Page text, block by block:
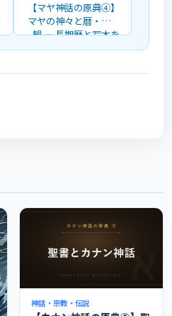
【マヤ神話の原典④】
マヤの神々と暦・世界
観 ― 長期暦と写本を
解説 →
神話・宗教・伝説